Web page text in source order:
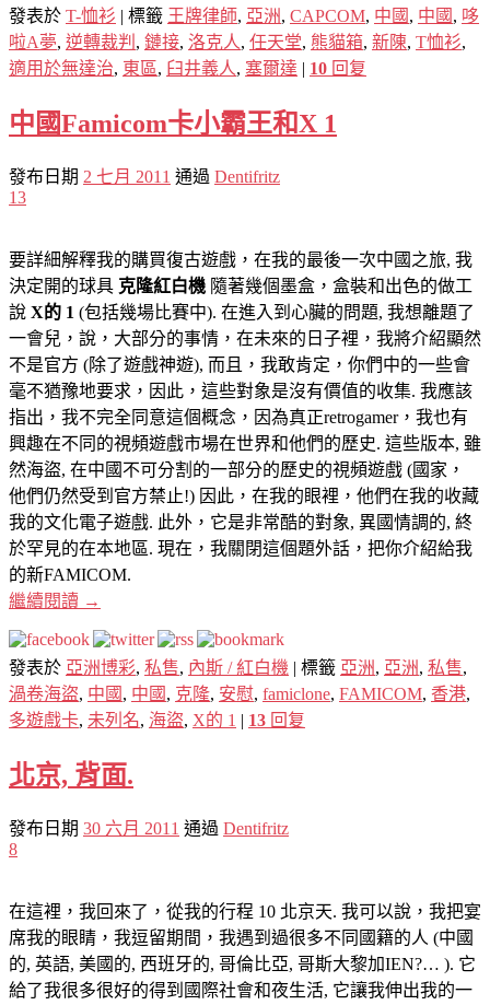
發表於 T-恤衫 | 標籤 王牌律師, 亞洲, CAPCOM, 中國 , 中國 , 哆
啦A夢, 逆轉裁判 , 鏈接, 洛克人, 任天堂, 熊貓箱, 新陳, T恤衫,
適用於無達治, 東區, 臼井義人, 塞爾達 | 10 回复
中國Famicom卡小霸王和X 1
發布日期 2 七月 2011 通過 Dentifritz
13
要詳細解釋我的購買復古遊戲，在我的最後一次中國之旅, 我
決定開的球具 克隆紅白機 隨著幾個墨盒，盒裝和出色的做工
說 X的 1 (包括幾場比賽中). 在進入到心臟的問題, 我想離題了
一會兒，說，大部分的事情，在未來的日子裡，我將介紹顯然
不是官方 (除了遊戲神遊), 而且，我敢肯定，你們中的一些會
毫不猶豫地要求，因此，這些對象是沒有價值的收集. 我應該
指出，我不完全同意這個概念，因為真正retrogamer，我也有
興趣在不同的視頻遊戲市場在世界和他們的歷史. 這些版本, 雖
然海盜, 在中國不可分割的一部分的歷史的視頻遊戲 (國家，
他們仍然受到官方禁止!) 因此，在我的眼裡，他們在我的收藏
我的文化電子遊戲. 此外，它是非常酷的對象, 異國情調的, 終
於罕見的在本地區. 現在，我關閉這個題外話，把你介紹給我
的新FAMICOM.
繼續閱讀 →
發表於 亞洲博彩, 私售, 內斯 / 紅白機 | 標籤 亞洲, 亞洲, 私售,
渦卷海盜, 中國 , 中國 , 克隆, 安慰, famiclone, FAMICOM, 香港,
多遊戲卡, 未列名, 海盜, X的 1 | 13 回复
北京, 背面.
發布日期 30 六月 2011 通過 Dentifritz
8
在這裡，我回來了，從我的行程 10 北京天. 我可以說，我把宴
席我的眼睛，我逗留期間，我遇到過很多不同國籍的人 (中國
的, 英語, 美國的, 西班牙的, 哥倫比亞, 哥斯大黎加IEN?… ). 它
給了我很多很好的得到國際社會和夜生活, 它讓我伸出我的一